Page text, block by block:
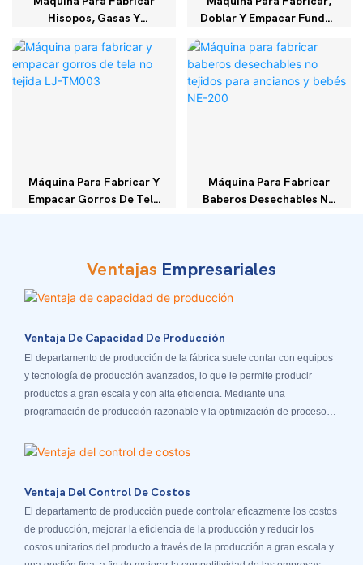
Hisopos, Gasas Y
Tejidas NB-Z50 Con
Soldadura Por Rayos X
Doblar Y Empacar Fundas
Zapatos No Tejidas
LJXT-01
Máquina Para Fabricar Y
Empacar Gorros De Tela
Máquina Para Fabricar
Baberos Desechables No
Ventajas Empresariales
Ventaja De Capacidad De Producción
El departamento de producción de la fábrica suele contar con equipos
y tecnología de producción avanzados, lo que le permite producir
productos a gran escala y con alta eficiencia. Mediante una
programación de producción razonable y la optimización de procesos,
demanda del mercado y cumplir con los pedidos de los clientes.
Ventaja Del Control De Costos
El departamento de producción puede controlar eficazmente los costos
de producción, mejorar la eficiencia de la producción y reducir los
costos unitarios del producto a través de la producción a gran escala y